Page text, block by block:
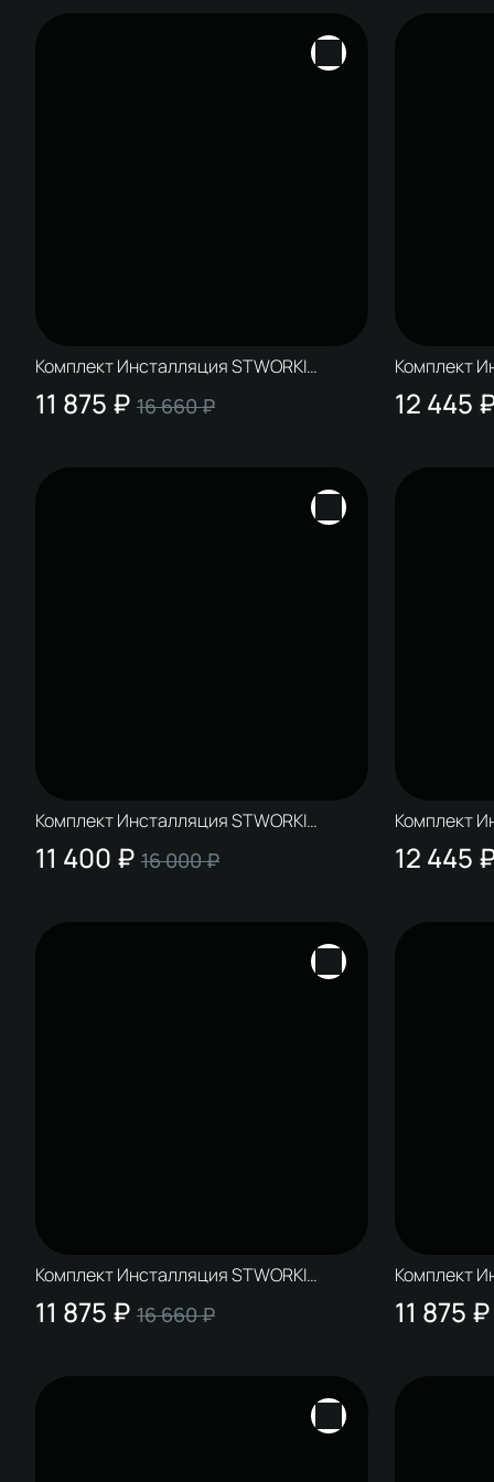
Комплект Инсталляция STWORKI
S510000 + Кнопка S51561GBK цвет
глянцевый черный
11 875 ₽ 16 660 ₽
Комплект
S510000 +
12 445
Комплект Инсталляция STWORKI
S510000 + Кнопка S51531WH цвет
глянцевый белый
11 400 ₽ 16 000 ₽
Комплект
S510000 +
12 445
Комплект Инсталляция STWORKI
S510000 + Кнопка S51511GBK цвет
глянцевый черный
11 875 ₽ 16 660 ₽
Комплект
S510000 +
глянцевый
11 875 ₽